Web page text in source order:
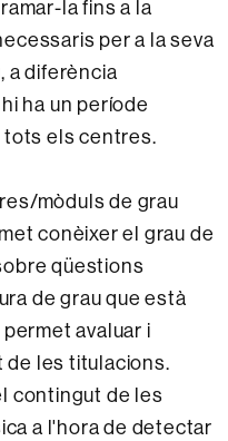
la fins a la
per a la seva
a diferència
ha un període
tots els centres.
mòduls de grau
conèixer el grau de
qüestions
de grau que està
avaluar i
de les titulacions.
contingut de les
a l'hora de detectar